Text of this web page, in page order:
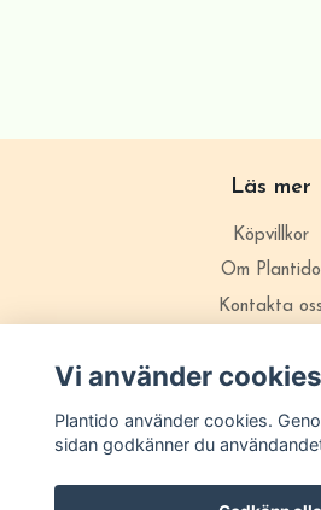
Läs mer
Köpvillkor
Om Plantido
Kontakta oss
Vi använder cookies
Plantido använder cookies.
sidan godkänner du